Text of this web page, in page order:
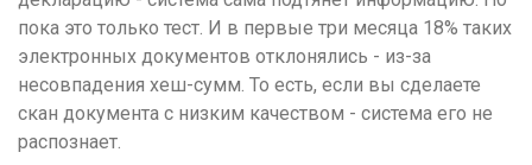
пока это только тест. И в первые три месяца 18% таких
электронных документов отклонялись - из-за
несовпадения хеш-сумм. То есть, если вы сделаете
скан документа с низким качеством - система его не
распознает.